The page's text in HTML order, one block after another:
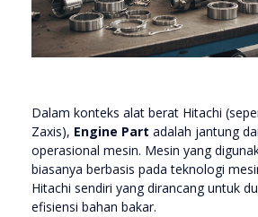
Dalam konteks alat berat Hitachi
Zaxis), Engine Part adalah jantung
operasional mesin. Mesin yang
biasanya berbasis pada teknologi
Hitachi sendiri yang dirancang untuk
efisiensi bahan bakar.